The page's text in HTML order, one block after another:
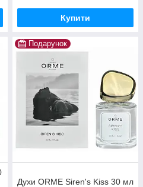
Купити
Подарунок
Духи ORME Siren's Kiss 30 мл